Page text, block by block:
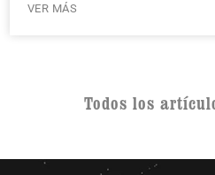
VER MÁS
Todos los